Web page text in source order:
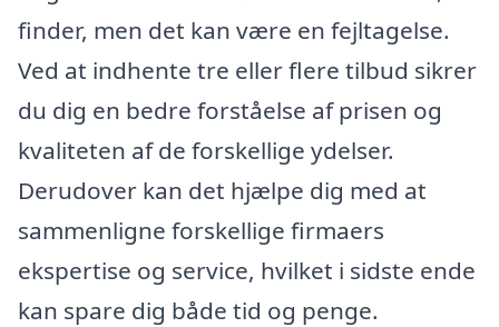
finder, men det kan være en fejltagelse.
Ved at indhente tre eller flere tilbud sikrer
du dig en bedre forståelse af prisen og
kvaliteten af de forskellige ydelser.
Derudover kan det hjælpe dig med at
sammenligne forskellige firmaers
ekspertise og service, hvilket i sidste ende
kan spare dig både tid og penge.